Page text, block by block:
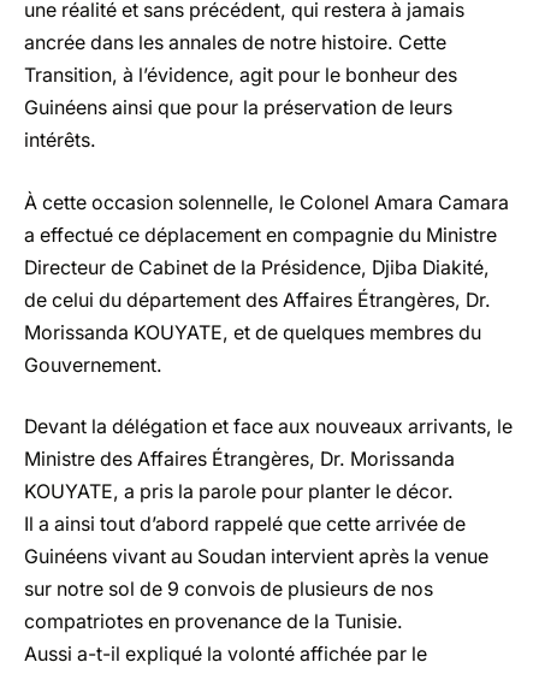
une réalité et sans précédent, qui restera à jamais
ancrée dans les annales de notre histoire. Cette
Transition, à l’évidence, agit pour le bonheur des
Guinéens ainsi que pour la préservation de leurs
intérêts.
À cette occasion solennelle, le Colonel Amara Camara
a effectué ce déplacement en compagnie du Ministre
Directeur de Cabinet de la Présidence, Djiba Diakité,
de celui du département des Affaires Étrangères, Dr.
Morissanda KOUYATE, et de quelques membres du
Gouvernement.
Devant la délégation et face aux nouveaux arrivants, le
Ministre des Affaires Étrangères, Dr. Morissanda
KOUYATE, a pris la parole pour planter le décor.
Il a ainsi tout d’abord rappelé que cette arrivée de
Guinéens vivant au Soudan intervient après la venue
sur notre sol de 9 convois de plusieurs de nos
compatriotes en provenance de la Tunisie.
Aussi a-t-il expliqué la volonté affichée par le